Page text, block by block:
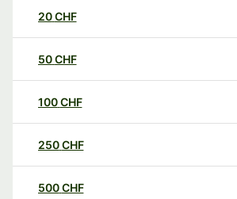
20CHF
50CHF
100CHF
250CHF
500CHF